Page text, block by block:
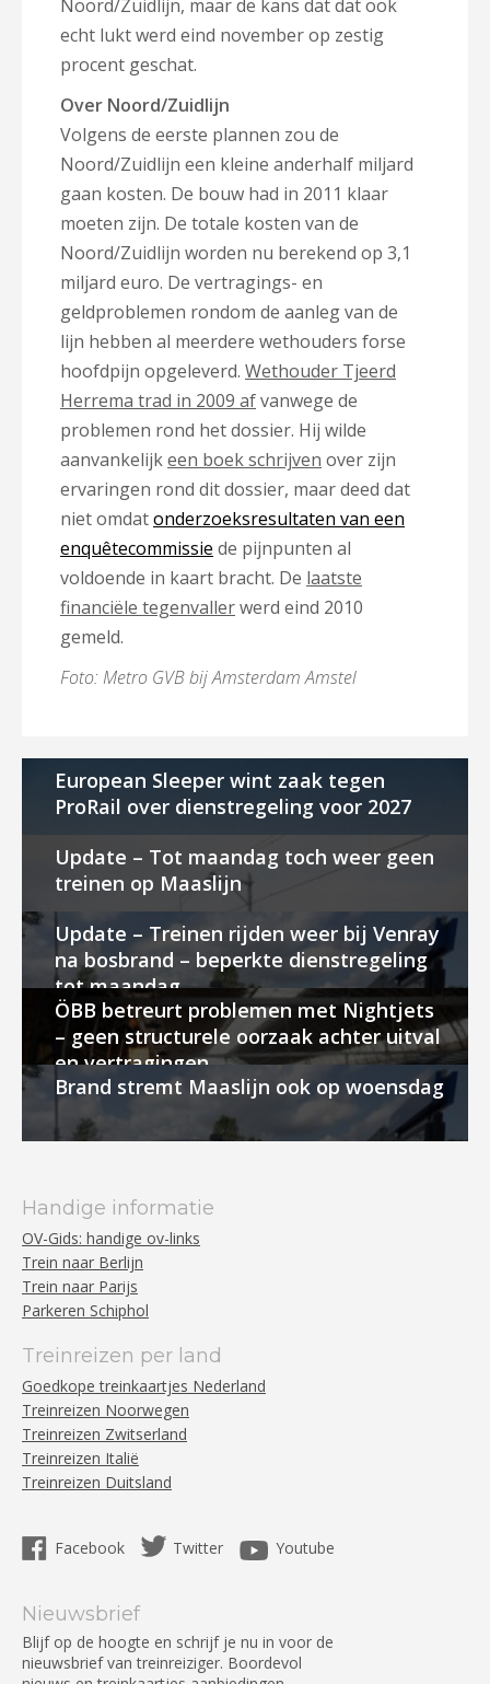
Noord/Zuidlijn, maar de kans dat dat ook
echt lukt werd eind november op zestig
procent geschat.
Over Noord/Zuidlijn
Volgens de eerste plannen zou de
Noord/Zuidlijn een kleine anderhalf miljard
gaan kosten. De bouw had in 2011 klaar
moeten zijn. De totale kosten van de
Noord/Zuidlijn worden nu berekend op 3,1
miljard euro. De vertragings- en
geldproblemen rondom de aanleg van de
lijn hebben al meerdere wethouders forse
hoofdpijn opgeleverd. Wethouder Tjeerd
Herrema trad in 2009 afvanwege de
problemen rond het dossier. Hij wilde
aanvankelijkeen boek schrijven over zijn
ervaringen rond dit dossier, maar deed dat
niet omdatonderzoeksresultaten van een
enquêtecommissie de pijnpunten al
voldoende in kaart bracht. De laatste
financiële tegenvallerwerd eind 2010
gemeld.
Foto: Metro GVB bij Amsterdam Amstel
European Sleeper wint zaak tegen
ProRail over dienstregeling voor 2027
Update – Tot maandag toch weer geen
treinen op Maaslijn
Update – Treinen rijden weer bij Venray
na bosbrand – beperkte dienstregeling
tot maandag
ÖBB betreurt problemen met Nightjets
– geen structurele oorzaak achter uitval
en vertragingen
Brand stremt Maaslijn ook op woensdag
Handige informatie
OV-Gids: handige ov-links
Trein naar Berlijn
Trein naar Parijs
Parkeren Schiphol
Treinreizen per land
Goedkope treinkaartjes Nederland
Treinreizen Noorwegen
Treinreizen Zwitserland
Treinreizen Italië
Treinreizen Duitsland
Facebook Twitter Youtube
Nieuwsbrief
Blijf op de hoogte en schrijf je nu in voor de
nieuwsbrief van treinreiziger. Boordevol